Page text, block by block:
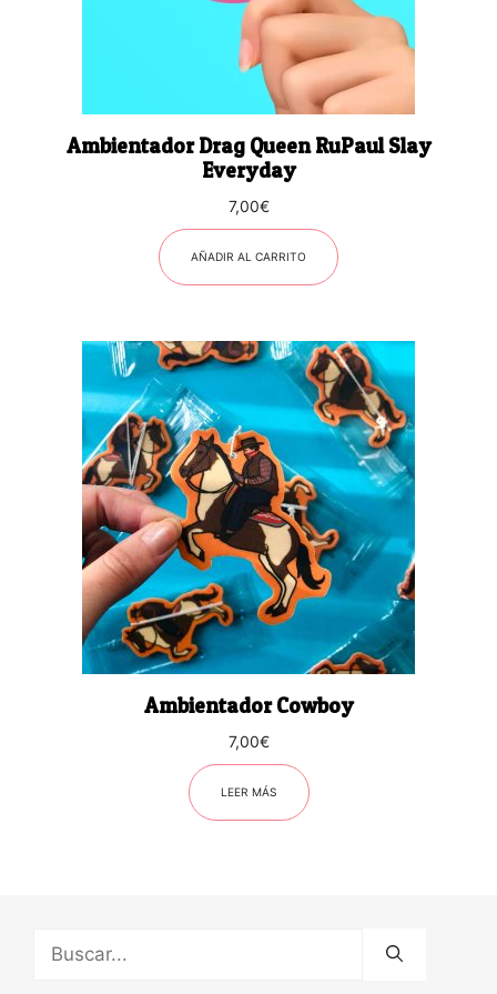
Ambientador Drag Queen RuPaul Slay
Everyday
7,00€
AÑADIR AL CARRITO
Ambientador Cowboy
7,00€
LEER MÁS
Buscar: